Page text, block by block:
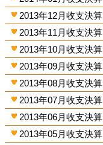
2013年12月收支決算
2013年11月收支決算
2013年10月收支決算
2013年09月收支決算
2013年08月收支決算
2013年07月收支決算
2013年06月收支決算
2013年05月收支決算